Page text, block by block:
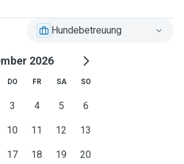
Hundebetreuung
2026
DO FR SA SO
3 4 5 6
10 11 12 13
17 18 19 20